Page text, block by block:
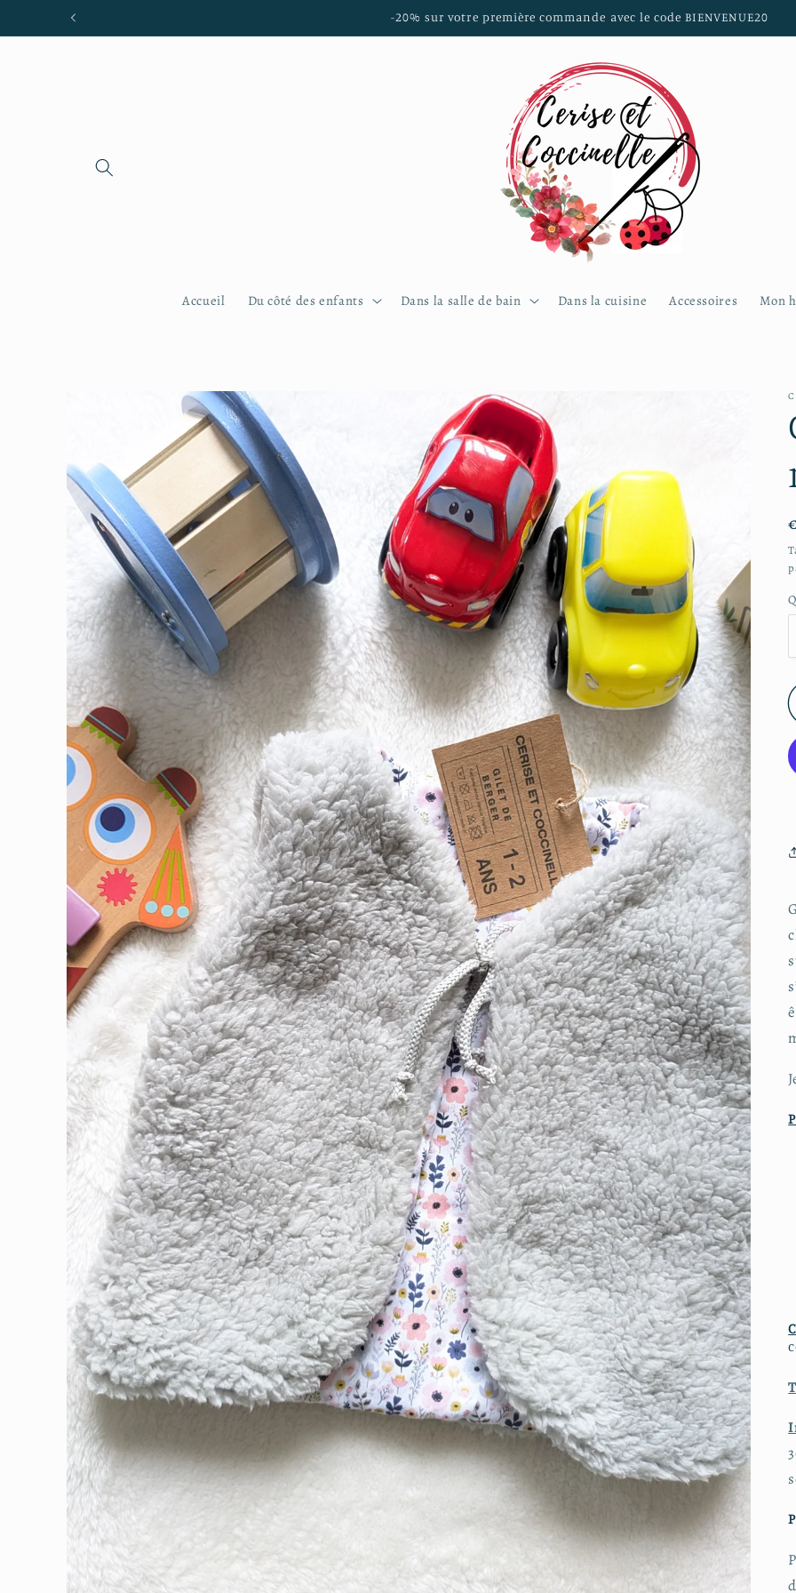
et passer
Livraison gratuite en main propre sur les communes de Brest, Guilers, Saint Renan, Plouzané,
Accueil Du côté des enfants Dans la salle de bain Dans la cuisine Accessoires Mon
informations